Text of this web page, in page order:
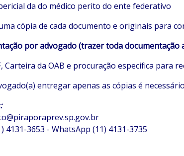
da do médico perito do ente federativo
cópia de cada documento e originais para
por advogado (trazer toda documentação
Carteira da OAB e procuração especifica
entregar apenas as cópias é
4131-3653 - WhatsApp (11) 4131-3735